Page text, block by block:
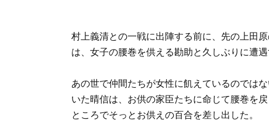
村上義清との一戦に出陣する前に、先の上田
は、女子の腰巻を供える勘助と久しぶりに遭遇
あの世で仲間たちが女性に飢えているのでは
いた晴信は、お供の家臣たちに命じて腰巻を
ところでそっとお供えの百合を差し出した。